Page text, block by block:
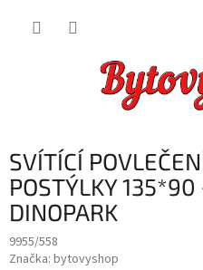
SVÍTÍCÍ
POSTÝLKY
DINOPARK
9955/558
Značka: bytovyshop